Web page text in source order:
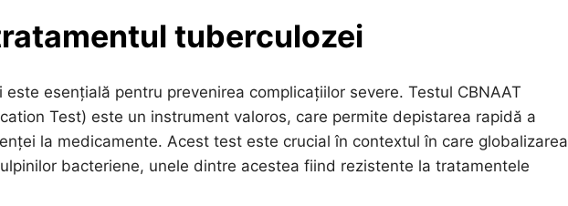
tuberculozei
esențială pentru prevenirea complicațiilor severe. Testul CBNAAT
Test) este un instrument valoros, care permite depistarea rapidă a
la medicamente. Acest test este crucial în contextul în care globalizarea
bacteriene, unele dintre acestea fiind rezistente la tratamentele